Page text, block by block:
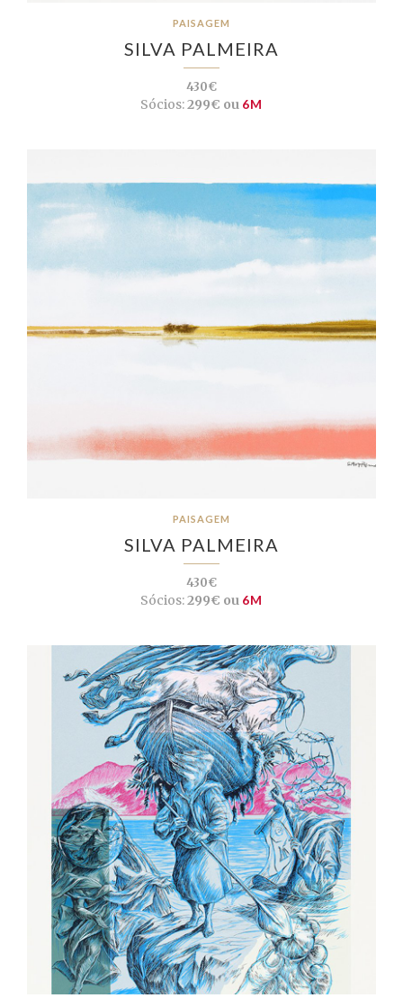
PAISAGEM
SILVA PALMEIRA
430€
Sócios:299€ ou 6M
PAISAGEM
SILVA PALMEIRA
430€
Sócios:299€ ou 6M